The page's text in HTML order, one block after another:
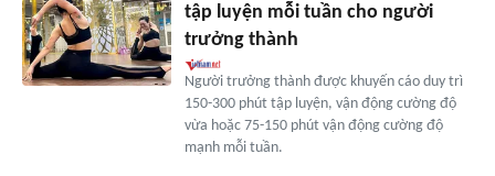
tập luyện mỗi tuần cho người
trưởng thành
Người trưởng thành được khuyến cáo duy trì
150-300 phút tập luyện, vận động cường độ
vừa hoặc 75-150 phút vận động cường độ
mạnh mỗi tuần.